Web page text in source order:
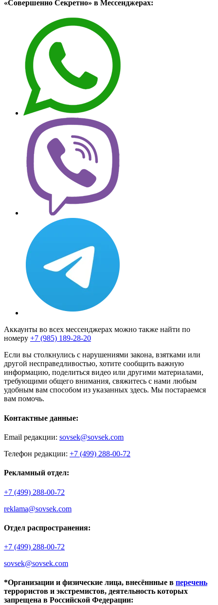
«Совершенно Секретно» в Мессенджерах:
Аккаунты во всех мессенджерах можно также найти по
номеру +7 (985) 189-28-20
Если вы столкнулись с нарушениями закона, взятками или
другой несправедливостью, хотите сообщить важную
информацию, поделиться видео или другими материалами,
требующими общего внимания, свяжитесь с нами любым
удобным вам способом из указанных здесь. Мы постараемся
вам помочь.
Контактные данные:
Email редакции: sovsek@sovsek.com
Телефон редакции: +7 (499) 288-00-72
Рекламный отдел:
+7 (499) 288-00-72
reklama@sovsek.com
Отдел распространения:
+7 (499) 288-00-72
sovsek@sovsek.com
*Организации и физические лица, внесённные в перечень
террористов и экстремистов, деятельность которых
запрещена в Российской Федерации: